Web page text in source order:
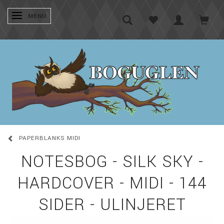
SKIFTE NAVIGATION
MENU
PAPERBLANKS MIDI
NOTESBOG - SILK SKY -
HARDCOVER - MIDI - 144
SIDER - ULINJERET